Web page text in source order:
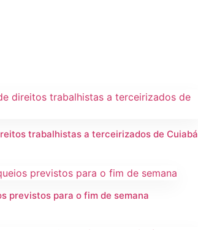
trabalhistas a terceirizados de Cuiabá
previstos para o fim de semana